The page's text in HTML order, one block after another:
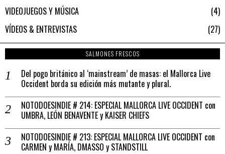
VIDEOJUEGOS Y MÚSICA
4
VÍDEOS & ENTREVISTAS
27
SALMONES FRESCOS
Del pogo británico al ‘mainstream’ de masas: el Mallorca Live
Occident borda su edición más mutante y plural.
NOTODOESINDIE # 214: ESPECIAL MALLORCA LIVE OCCIDENT con
UMBRA, LEÓN BENAVENTE y KAISER CHIEFS
NOTODOESINDIE # 213: ESPECIAL MALLORCA LIVE OCCIDENT con
CARMEN y MARÍA, DMASSO y STANDSTILL